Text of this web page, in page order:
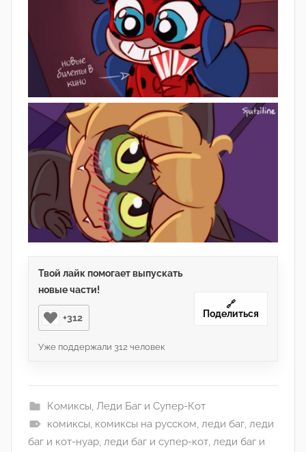
Твой лайк помогает выпускать
новые части!
+312
Уже поддержали 312 человек
🔗
Поделиться
Комиксы Леди Баг и Супер-Кот
комиксы комиксы на русском леди баг, леди
баг и кот-нуар леди баг и супер-кот леди баг и